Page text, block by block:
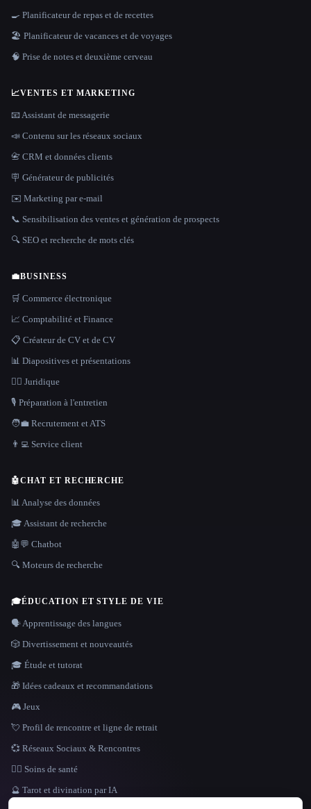
LANGUE
🍳 Planificateur de repas et de recettes
🏖 Planificateur de vacances et de voyages
🧠 Prise de notes et deuxième cerveau
📈VENTES ET MARKETING
📧 Assistant de messagerie
📣 Contenu sur les réseaux sociaux
📇 CRM et données clients
🪧 Générateur de publicités
✉️ Marketing par e-mail
📞 Sensibilisation des ventes et génération de prospects
🔍 SEO et recherche de mots clés
💼BUSINESS
🛒 Commerce électronique
📈 Comptabilité et Finance
📋 Créateur de CV et de CV
📊 Diapositives et présentations
👩‍⚖️ Juridique
🎙️ Préparation à l'entretien
🧑‍💼 Recrutement et ATS
👨‍💻 Service client
🤖CHAT ET RECHERCHE
📊 Analyse des données
🎓 Assistant de recherche
🤖💬 Chatbot
🔍 Moteurs de recherche
🎓ÉDUCATION ET STYLE DE VIE
🗣️ Apprentissage des langues
🎲 Divertissement et nouveautés
🎓 Étude et tutorat
🎁 Idées cadeaux et recommandations
🎮 Jeux
💘 Profil de rencontre et ligne de retrait
💞 Réseaux Sociaux & Rencontres
👩‍⚕️ Soins de santé
🔮 Tarot et divination par IA